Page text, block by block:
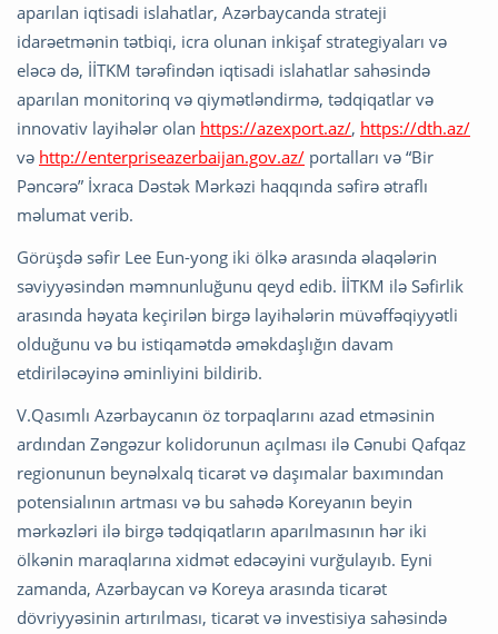
aparılan iqtisadi islahatlar, Azərbaycanda strateji
idarəetmənin tətbiqi, icra olunan inkişaf strategiyaları və
eləcə də, İİTKM tərəfindən iqtisadi islahatlar sahəsində
aparılan monitorinq və qiymətləndirmə, tədqiqatlar və
innovativ layihələr olan https://azexport.az/, https://dth.az/
və http://enterpriseazerbaijan.gov.az/ portalları və “Bir
Pəncərə” İxraca Dəstək Mərkəzi haqqında səfirə ətraflı
məlumat verib.
Görüşdə səfir Lee Eun-yong iki ölkə arasında əlaqələrin
səviyyəsindən məmnunluğunu qeyd edib. İİTKM ilə Səfirlik
arasında həyata keçirilən birgə layihələrin müvəffəqiyyətli
olduğunu və bu istiqamətdə əməkdaşlığın davam
etdiriləcəyinə əminliyini bildirib.
V.Qasımlı Azərbaycanın öz torpaqlarını azad etməsinin
ardından Zəngəzur kolidorunun açılması ilə Cənubi Qafqaz
regionunun beynəlxalq ticarət və daşımalar baxımından
potensialının artması və bu sahədə Koreyanın beyin
mərkəzləri ilə birgə tədqiqatların aparılmasının hər iki
ölkənin maraqlarına xidmət edəcəyini vurğulayıb. Eyni
zamanda, Azərbaycan və Koreya arasında ticarət
dövriyyəsinin artırılması, ticarət və investisiya sahəsində